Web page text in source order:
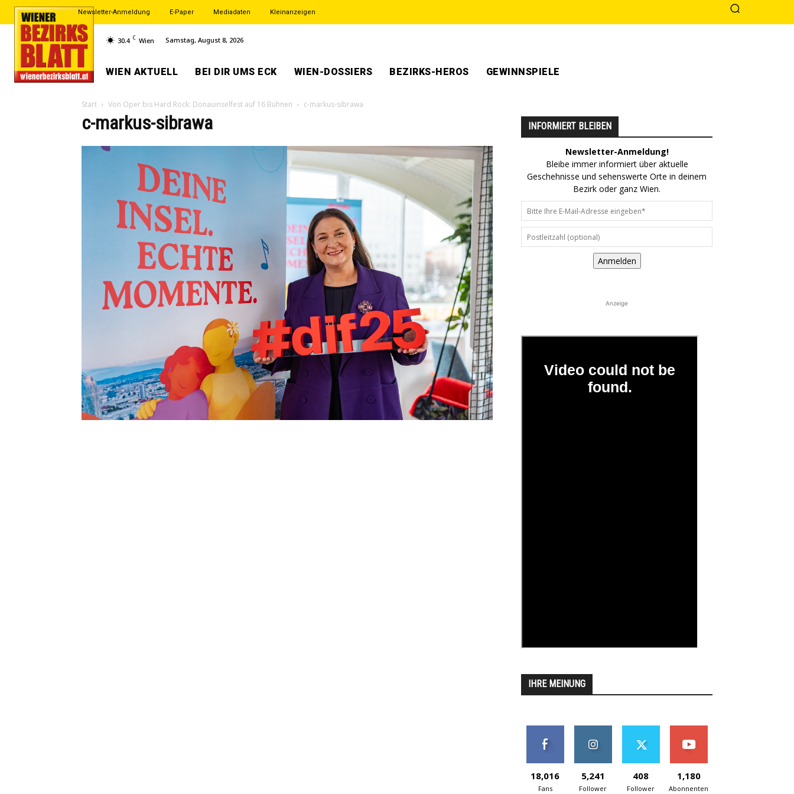
Newsletter-Anmeldung E-Paper Mediadaten Kleinanzeigen
30.4 C Wien Samstag, August 8, 2026
WIEN AKTUELL BEI DIR UMS ECK WIEN-DOSSIERS BEZIRKS-HEROS GEWINNSPIELE
Start Von Oper bis Hard Rock: Donauinselfest auf 16 Bühnen c-markus-sibrawa
c-markus-sibrawa INFORMIERT BLEIBEN
Newsletter-Anmeldung!
Bleibe immer informiert über aktuelle
Geschehnisse und sehenswerte Orte in deinem
Bezirk oder ganz Wien.
Anmelden
Anzeige
IHRE MEINUNG
18,016
Fans
5,241
Follower
408
Follower
1,180
Abonnenten